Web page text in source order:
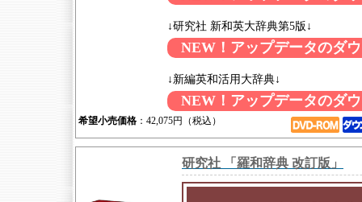
↓研究社 新和英大辞典第5版↓
NEW！アップデータのダ
↓新編英和活用大辞典↓
NEW！アップデータのダ
希望小売価格 ：42,075円（税込）
研究社 「羅和辞典 改訂版」